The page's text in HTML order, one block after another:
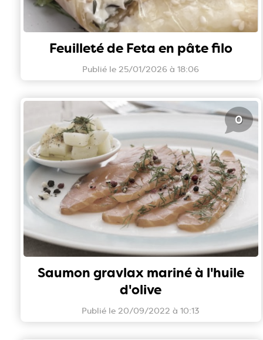
Feuilleté de Feta en pâte filo
Publié le 25/01/2026 à 18:06
Saumon gravlax mariné à l'huile
d'olive
Publié le 20/09/2022 à 10:13
0